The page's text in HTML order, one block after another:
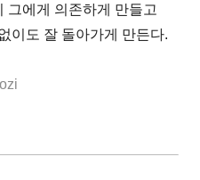
그에게 의존하게 만들고
이도 잘 돌아가게 만든다.